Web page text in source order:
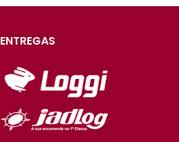
ENTREGAS